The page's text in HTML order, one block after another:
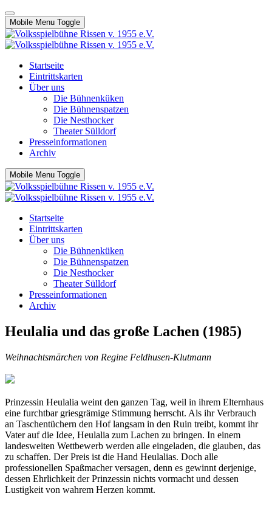
Mobile Menu Toggle
Startseite
Eintrittskarten
Über uns
Die Bühnenküken
Die Bühnenspatzen
Die Nesthocker
Theater Sülldorf
Presseinformationen
Archiv
Mobile Menu Toggle
Startseite
Eintrittskarten
Über uns
Die Bühnenküken
Die Bühnenspatzen
Die Nesthocker
Theater Sülldorf
Presseinformationen
Archiv
Heulalia und das große Lachen (1985)
Weihnachtsmärchen von Regine Feldhusen-Klutmann
Prinzessin Heulalia weint den ganzen Tag, weil in ihrem Elternhaus
eine furchtbar griesgrämige Stimmung herrscht. Als ihr Verbrauch
an Taschentüchern den Hof langsam in den Ruin treibt, kommt ihr
Vater auf die Idee, Heulalia zum Lachen zu bringen. In einem
landesweiten Wettbewerb werden alle eingeladen, die glauben, das
zu schaffen. Der Preis ist die Hand Heulalias. Doch alle
professionellen Spaßmacher versagen, denn es gewinnt derjenige,
dessen Ehrlichkeit der Prinzessin nichts vormacht und dessen
Lustigkeit von wahrem Herzen kommt.